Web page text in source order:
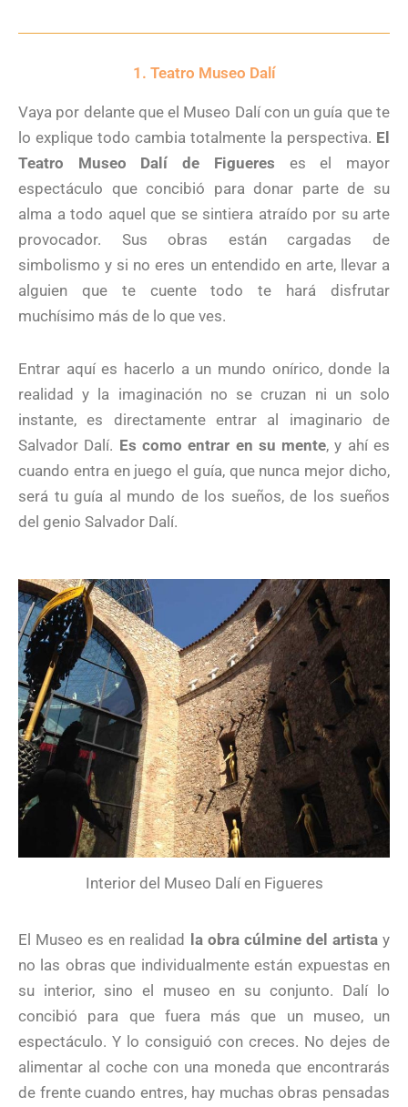
1. Teatro Museo Dalí
Vaya por delante que el Museo Dalí con un guía que te
lo explique todo cambia totalmente la perspectiva. El
Teatro Museo Dalí de Figueres es el mayor
espectáculo que concibió para donar parte de su
alma a todo aquel que se sintiera atraído por su arte
provocador. Sus obras están cargadas de
simbolismo y si no eres un entendido en arte, llevar a
alguien que te cuente todo te hará disfrutar
muchísimo más de lo que ves.
Entrar aquí es hacerlo a un mundo onírico, donde la
realidad y la imaginación no se cruzan ni un solo
instante, es directamente entrar al imaginario de
Salvador Dalí. Es como entrar en su mente, y ahí es
cuando entra en juego el guía, que nunca mejor dicho,
será tu guía al mundo de los sueños, de los sueños
del genio Salvador Dalí.
Interior del Museo Dalí en Figueres
El Museo es en realidad la obra cúlmine del artistay
no las obras que individualmente están expuestas en
su interior, sino el museo en su conjunto. Dalí lo
concibió para que fuera más que un museo, un
espectáculo. Y lo consiguió con creces. No dejes de
alimentar al coche con una moneda que encontrarás
de frente cuando entres, hay muchas obras pensadas